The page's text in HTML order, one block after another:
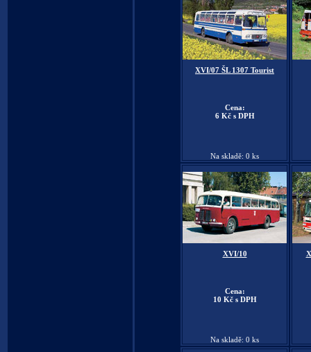
XVI/07 ŠL 1307 Tourist
Cena:
6 Kč s DPH
Na skladě: 0 ks
XVI/10
Cena:
10 Kč s DPH
Na skladě: 0 ks